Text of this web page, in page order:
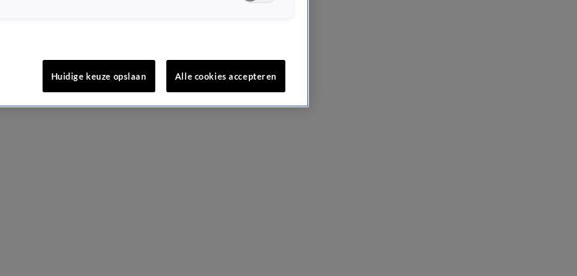
Huidige keuze opslaan Alle cookies accepteren